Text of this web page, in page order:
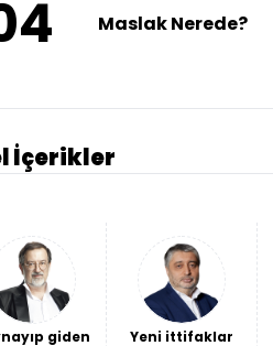
İçerikler
giden
Yeni ittifaklar
Maslak Nerede?